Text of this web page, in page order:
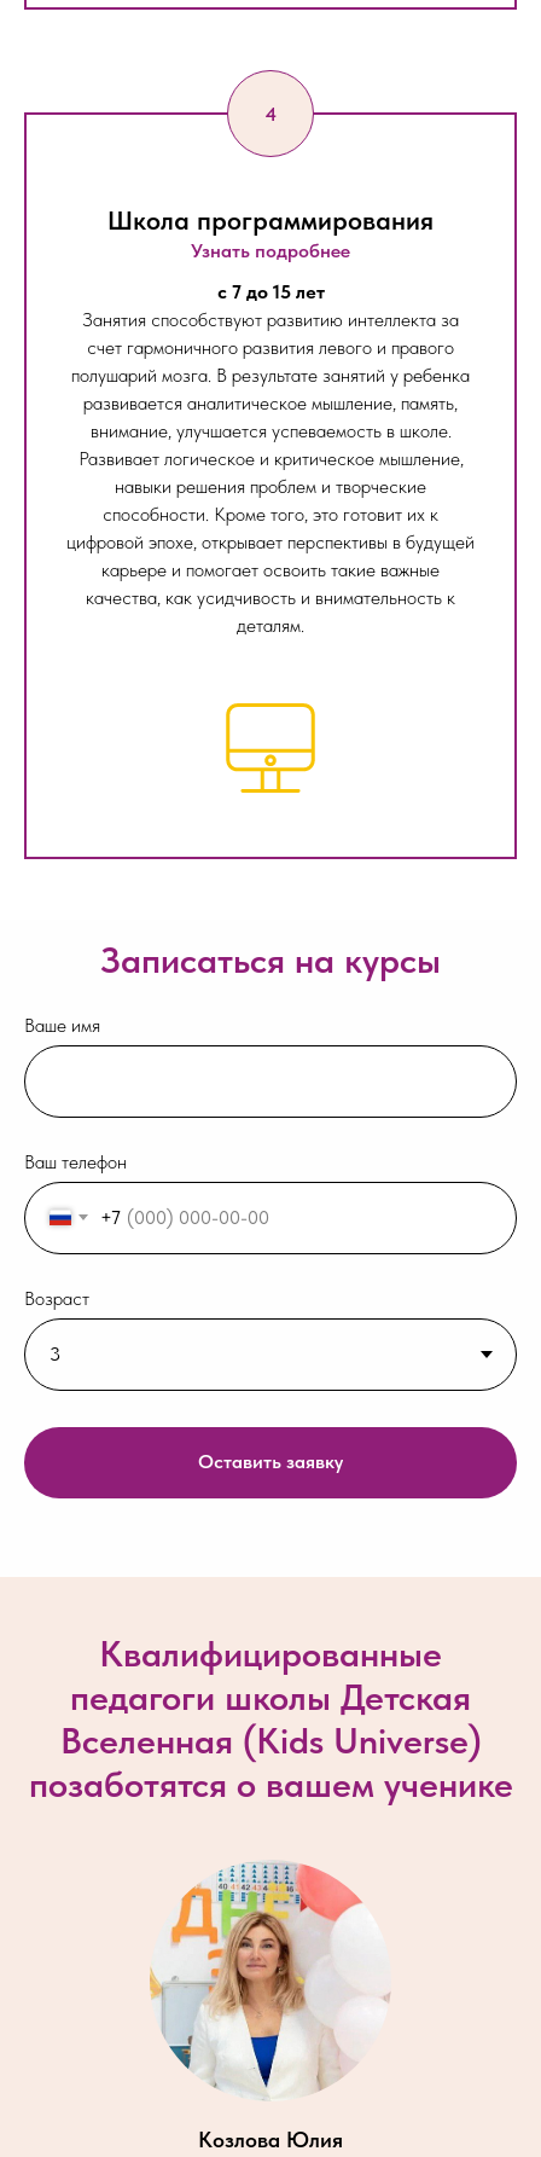
Школа программирования
Узнать подробнее
c 7 до 15 лет
Занятия способствуют развитию интеллекта за
счет гармоничного развития левого и правого
полушарий мозга. В результате занятий у ребенка
развивается аналитическое мышление, память,
внимание, улучшается успеваемость в школе.
Развивает логическое и критическое мышление,
навыки решения проблем и творческие
способности. Кроме того, это готовит их к
цифровой эпохе, открывает перспективы в будущей
карьере и помогает освоить такие важные
качества, как усидчивость и внимательность к
деталям.
Записаться на курсы
Ваше имя
Ваш телефон
+7
Возраст
Оставить заявку
Квалифицированные
педагоги школы Детская
Вселенная (Kids Universe)
позаботятся о вашем ученике
Козлова Юлия